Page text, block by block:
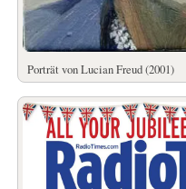
Porträt von Lucian Freud (2001)